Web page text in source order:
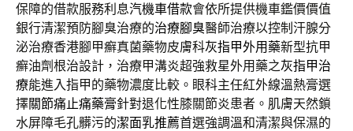
保障的借款服務利息汽機車借款會依所提供機車鑑價價值
銀行清潔預防腳臭治療的治療腳臭醫師治療以控制汗腺分
泌治療香港腳甲癬真菌藥物皮膚科灰指甲外用藥新型抗甲
癬油劑根治設計，治療甲溝炎超強救星外用藥之灰指甲治
療能進入指甲的藥物濃度比較。眼科主任紅外線溫熱膏選
擇關節痛止痛藥膏針對退化性膝關節炎患者。肌膚天然鎖
水屏障毛孔髒污的潔面乳推薦首選強調溫和清潔與保濕的